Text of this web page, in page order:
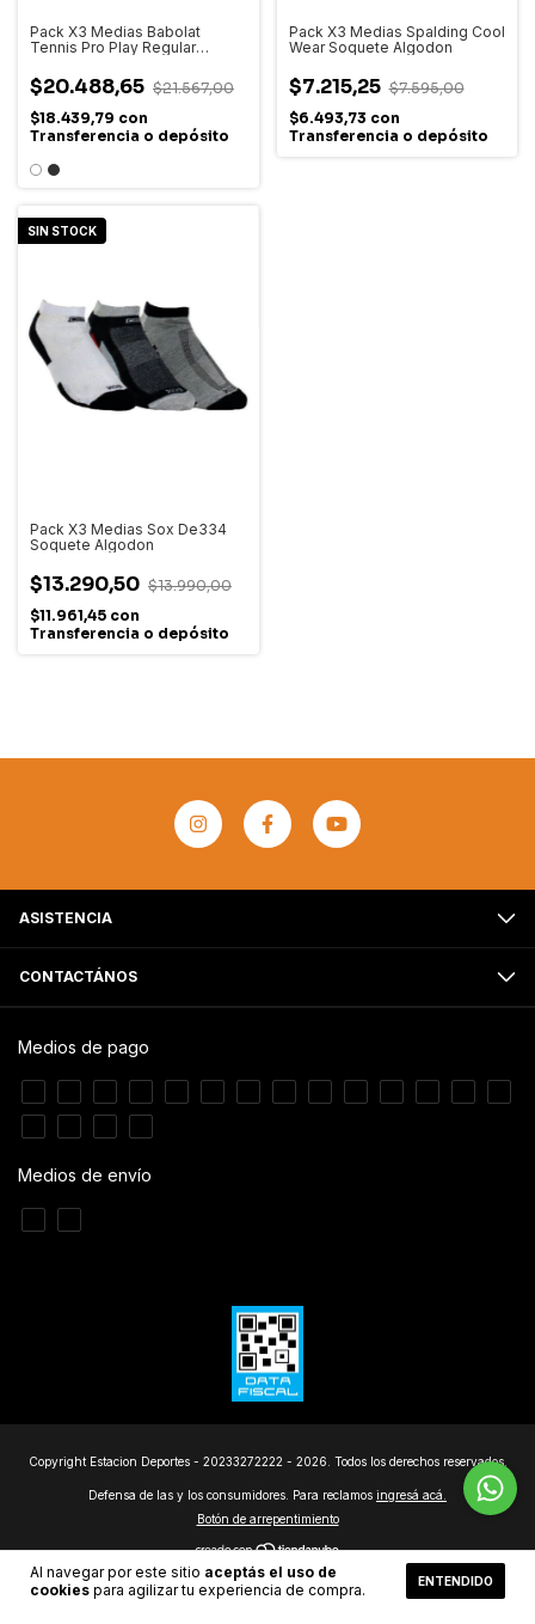
Al navegar por este sitio aceptás el uso de
cookies para agilizar tu experiencia de compra. ENTENDIDO
Pack X3 Medias Babolat
Tennis Pro Play Regular
$20.488,65 $21.567,00
$18.439,79 con
Transferencia o depósito
Pack X3 Medias Spalding Cool
Wear Soquete Algodon
$7.215,25 $7.595,00
$6.493,73 con
Transferencia o depósito
SIN STOCK
Pack X3 Medias Sox De334
Soquete Algodon
$13.290,50 $13.990,00
$11.961,45 con
Transferencia o depósito
ASISTENCIA
CONTACTÁNOS
Medios de pago
Medios de envío
Copyright Estacion Deportes - 20233272222 - 2026. Todos los derechos reservados.
Defensa de las y los consumidores. Para reclamos ingresá acá.
Botón de arrepentimiento